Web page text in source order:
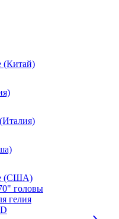
(Китай)
(США)
головы
гелия